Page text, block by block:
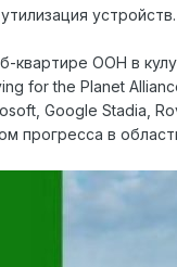
устройств.
ООН в
for the Planet
Google Stadia,
прогресса в